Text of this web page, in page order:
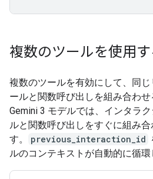
複数のツールを使用す
複数のツールを有効にして、同
ールと関数呼び出しを組み合わせ
Gemini 3 モデルでは、インタラ
ルと関数呼び出しをすぐに組み
す。
previous_interaction_id
ルのコンテキストが自動的に循環